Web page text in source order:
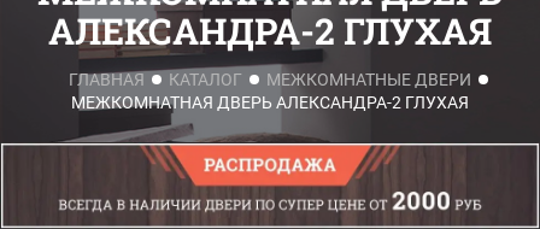
АЛЕКСАНДРА-2 ГЛУХАЯ
ГЛАВНАЯ КАТАЛОГ
МЕЖКОМНАТНЫЕ ДВЕРИ
МЕЖКОМНАТНАЯ ДВЕРЬ АЛЕКСАНДРА-2 ГЛУХАЯ